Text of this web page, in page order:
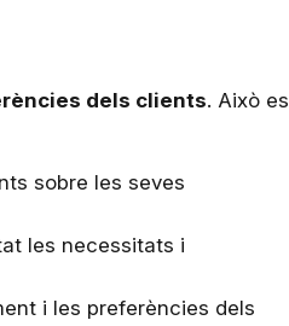
dels clients. Això es
sobre les seves
les necessitats i
i les preferències dels